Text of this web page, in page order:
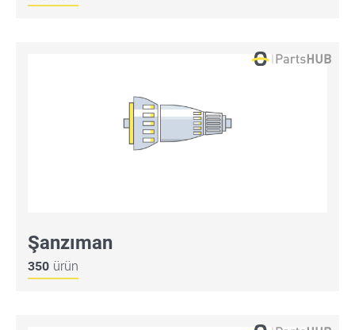
Şanzıman
350 ürün